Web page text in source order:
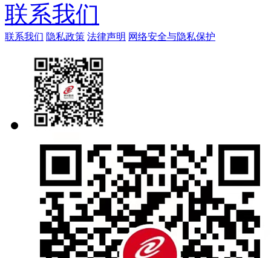
联系我们
联系我们 隐私政策 法律声明 网络安全与隐私保护